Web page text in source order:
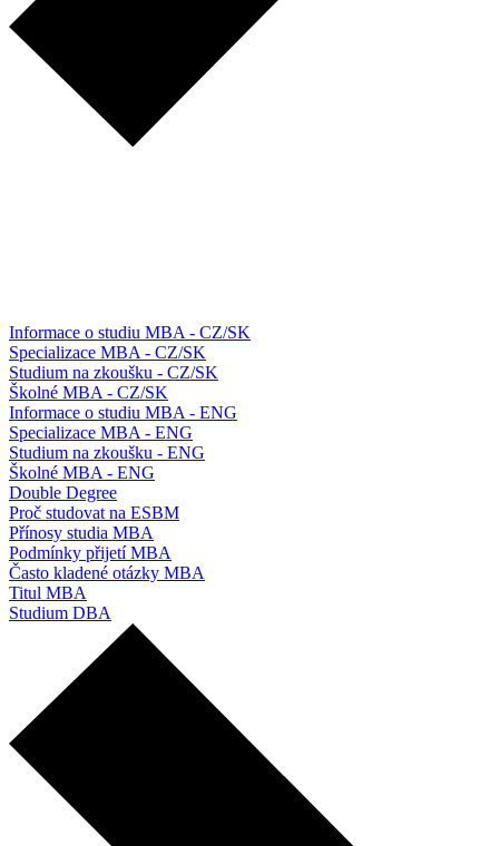
Informace o studiu MBA - CZ/SK
Specializace MBA - CZ/SK
Studium na zkoušku - CZ/SK
Školné MBA - CZ/SK
Informace o studiu MBA - ENG
Specializace MBA - ENG
Studium na zkoušku - ENG
Školné MBA - ENG
Double Degree
Proč studovat na ESBM
Přínosy studia MBA
Podmínky přijetí MBA
Často kladené otázky MBA
Titul MBA
Studium DBA